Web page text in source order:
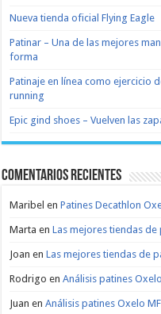
Nueva tienda oficial Flying Eagle
Patinar – Una de las mejores
forma
Patinaje en línea como ejercicio
running
Epic gind shoes – Vuelven las
Comentarios recientes
Maribel enPatines Decathlon
Marta enLas mejores tiendas de
Joan enLas mejores tiendas de
Rodrigo enAnálisis patines
Juan enAnálisis patines Oxelo